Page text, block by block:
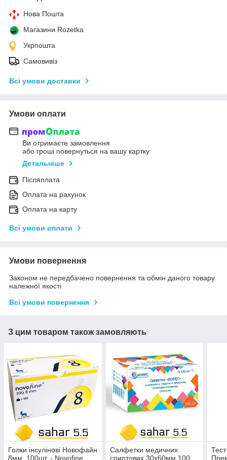
Нова Пошта
Магазини Rozetka
Укрпошта
Самовивіз
Всі умови доставки
Умови оплати
Ви отримаєте замовлення
або гроші повернуться на вашу картку
Детальніше
Післяплата
Оплата на рахунок
Оплата на карту
Всі умови оплати
Умови повернення
Законом не передбачено повернення та обмін даного товару
належної якості
Всі умови повернення
З цим товаром також замовляють
Голки інсулінові Новофайн
8мм, 100шт. - Novofine
Салфетки медичних
спиртових 30х60мм 100